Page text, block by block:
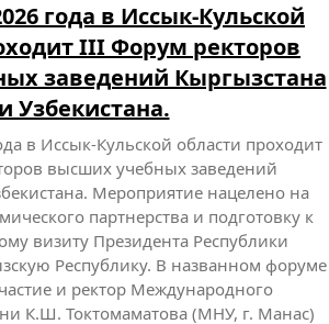
года в Иссык-Кульской
III Форум ректоров
заведений Кыргызстана
и Узбекистана.
в Иссык-Кульской области проходит
высших учебных заведений
Мероприятие нацелено на
партнерства и подготовку к
визиту Президента Республики
Республику. В названном форуме
и ректор Международного
К.Ш. Токтомаматова (МНУ, г. Манас)